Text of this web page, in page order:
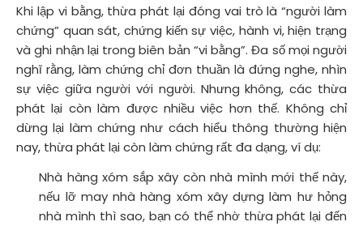
Khi lập vi bằng, thừa phát lại đóng vai trò là “người làm
chứng” quan sát, chứng kiến sự việc, hành vi, hiện trạng
và ghi nhận lại trong biên bản “vi bằng”. Đa số mọi người
nghĩ rằng, làm chứng chỉ đơn thuần là đứng nghe, nhìn
sự việc giữa người với người. Nhưng không, các thừa
phát lại còn làm được nhiều việc hơn thế. Không chỉ
dừng lại làm chứng như cách hiểu thông thường hiện
nay, thừa phát lại còn làm chứng rất đa dạng, ví dụ:
Nhà hàng xóm sắp xây còn nhà mình mới thế này,
nếu lỡ may nhà hàng xóm xây dựng làm hư hỏng
nhà mình thì sao, bạn có thể nhờ thừa phát lại đến